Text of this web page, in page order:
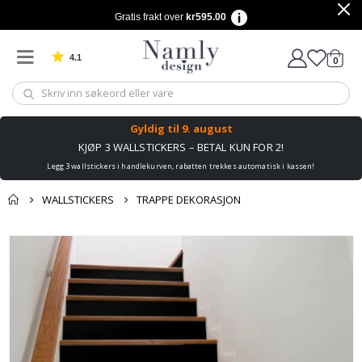
Gratis frakt over kr595.00
4.1 Basert på 1028 stemmer 0varer
Gyldig til 9. august
KJØP 3 WALLSTICKERS – BETAL KUN FOR 2!
Legg 3 wallstickers i handlekurven, rabatten trekkes automatisk i kassen!
WALLSTICKERS TRAPPE DEKORASJON
Andre kjøpte
produkter
bildegalleri